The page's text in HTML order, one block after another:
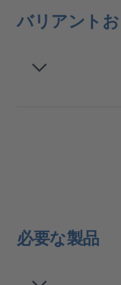
バリアント
必要な製品